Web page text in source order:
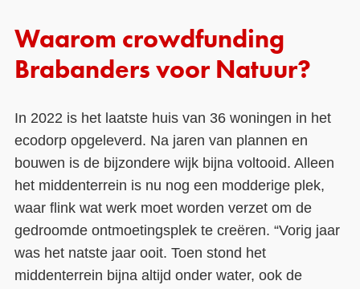
Waarom crowdfunding
Brabanders voor Natuur?
In 2022 is het laatste huis van 36 woningen in het
ecodorp opgeleverd. Na jaren van plannen en
bouwen is de bijzondere wijk bijna voltooid. Alleen
het middenterrein is nu nog een modderige plek,
waar flink wat werk moet worden verzet om de
gedroomde ontmoetingsplek te creëren. “Vorig jaar
was het natste jaar ooit. Toen stond het
middenterrein bijna altijd onder water, ook de